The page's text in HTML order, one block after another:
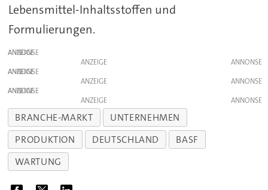
Lebensmittel-Inhaltsstoffen und
Formulierungen.
ANZEIGE
ANZEIGE
ANZEIGE
ANZEIGE
ANZEIGE
ANZEIGE
BRANCHE-MARKT
UNTERNEHMEN
PRODUKTION
DEUTSCHLAND
BASF
WARTUNG